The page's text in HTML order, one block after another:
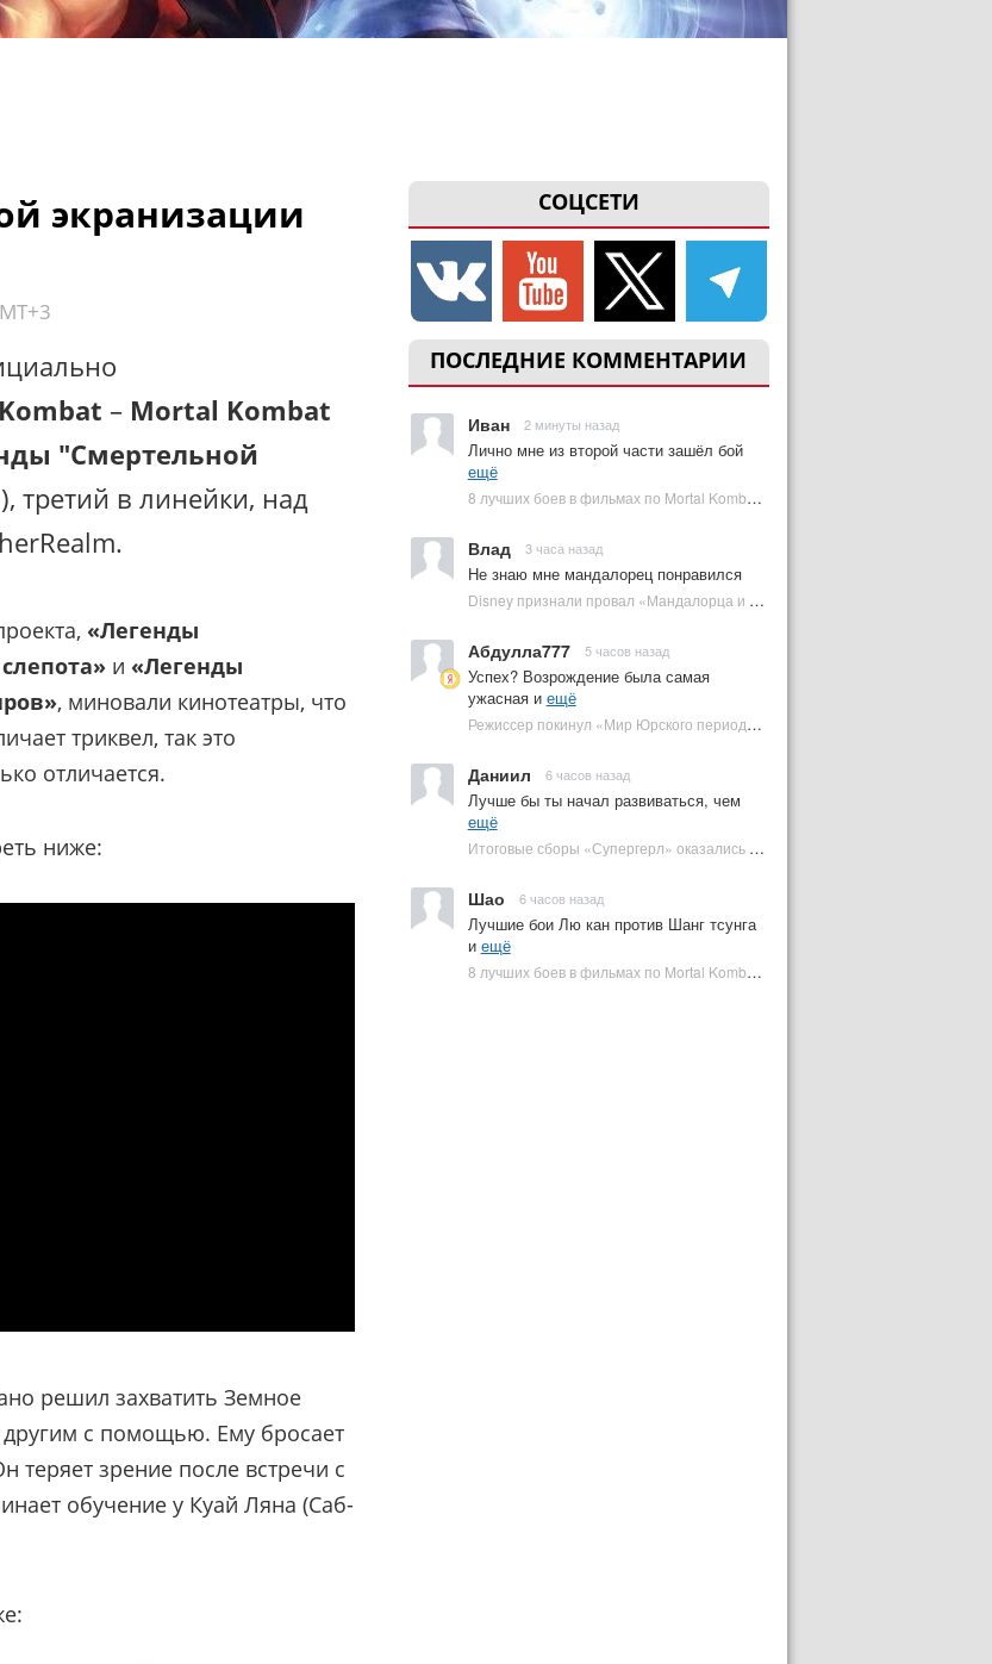
СОЦСЕТИ
ПОСЛЕДНИЕ КОММЕНТАРИИ
Иван 2 минуты назад
Лично мне из второй части зашёл бой
ещё
8 лучших боев в фильмах по Mortal Kombat: от «Смертельной битвы» до «Мортал Комбат 2» | Plugged In Ru
Влад 3 часа назад
Не знаю мне мандалорец понравился
Disney признали провал «Мандалорца и Грогу» и еще одной новинки | Plugged In Ru
Абдулла777 5 часов назад
Успех? Возрождение была самая
ужасная и ещё
Режиссер покинул «Мир Юрского периода 5» | Plugged In Ru
Даниил 6 часов назад
Лучше бы ты начал развиваться, чем
ещё
Итоговые сборы «Супергерл» оказались худшими для DC за два десятилетия | Plugged In Ru
Шао 6 часов назад
Лучшие бои Лю кан против Шанг тсунга
и ещё
8 лучших боев в фильмах по Mortal Kombat: от «Смертельной битвы» до «Мортал Комбат 2» | Plugged In Ru
экранизации
– Mortal Kombat
"Смертельной
), третий в линейки, над
«Легенды
и «Легенды
, миновали кинотеатры, что
триквел, так это
отличается.
ниже:
решил захватить Земное
другим с помощью. Ему бросает
зрение после встречи с
обучение у Куай Ляна (Саб-